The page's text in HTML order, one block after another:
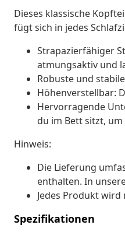
Dieses klassische
fügt sich in jedes
Strapazierfähiger
atmungsaktiv und
Robuste und
Höhenverstellbar:
Hervorragende
du im Bett sitzt,
Hinweis:
Die Lieferung
enthalten. In
Jedes Produkt
Spezifikationen